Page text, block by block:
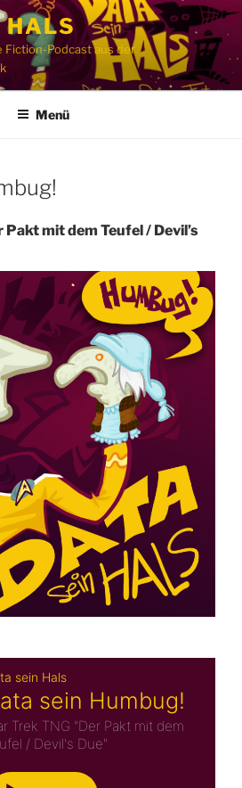
HALS
Fiction-Podcast aus der
Menü
Pakt mit dem Teufel / Devil’s